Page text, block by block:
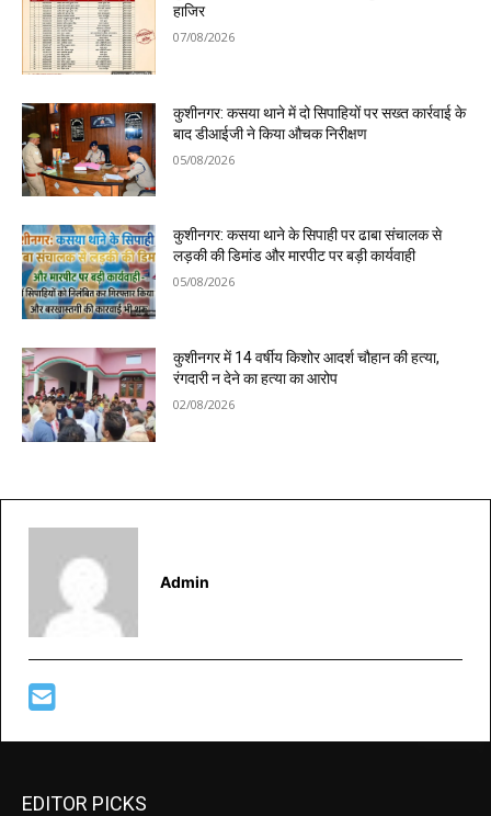
हाजिर
07/08/2026
कुशीनगर: कसया थाने में दो सिपाहियों पर सख्त कार्रवाई के
बाद डीआईजी ने किया औचक निरीक्षण
05/08/2026
कुशीनगर: कसया थाने के सिपाही पर ढाबा संचालक से
लड़की की डिमांड और मारपीट पर बड़ी कार्यवाही
05/08/2026
कुशीनगर में 14 वर्षीय किशोर आदर्श चौहान की हत्या,
रंगदारी न देने का हत्या का आरोप
02/08/2026
Admin
EDITOR PICKS